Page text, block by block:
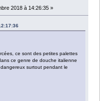
2018 à 14:26:35 »
ce sont des petites palettes
ce genre de douche italienne
surtout pendant le